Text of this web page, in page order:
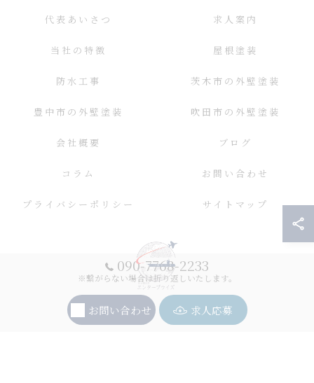
090-7768-2233
※繋がらない場合は折り返しいたします。
お問い合わせ 求人応募
代表あいさつ 求人案内
当社の特徴 屋根塗装
防水工事 茨木市の外壁塗装
豊中市の外壁塗装 吹田市の外壁塗装
会社概要 ブログ
コラム お問い合わせ
プライバシーポリシー サイトマップ
© 2026 大阪の外壁塗装ならエンタープライズ ALL RIGHTS RESERVED.